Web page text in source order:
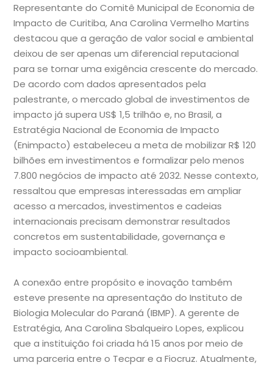
Representante do Comitê Municipal de Economia de
Impacto de Curitiba, Ana Carolina Vermelho Martins
destacou que a geração de valor social e ambiental
deixou de ser apenas um diferencial reputacional
para se tornar uma exigência crescente do mercado.
De acordo com dados apresentados pela
palestrante, o mercado global de investimentos de
impacto já supera US$ 1,5 trilhão e, no Brasil, a
Estratégia Nacional de Economia de Impacto
(Enimpacto) estabeleceu a meta de mobilizar R$ 120
bilhões em investimentos e formalizar pelo menos
7.800 negócios de impacto até 2032. Nesse contexto,
ressaltou que empresas interessadas em ampliar
acesso a mercados, investimentos e cadeias
internacionais precisam demonstrar resultados
concretos em sustentabilidade, governança e
impacto socioambiental.
A conexão entre propósito e inovação também
esteve presente na apresentação do Instituto de
Biologia Molecular do Paraná (IBMP). A gerente de
Estratégia, Ana Carolina Sbalqueiro Lopes, explicou
que a instituição foi criada há 15 anos por meio de
uma parceria entre o Tecpar e a Fiocruz. Atualmente,